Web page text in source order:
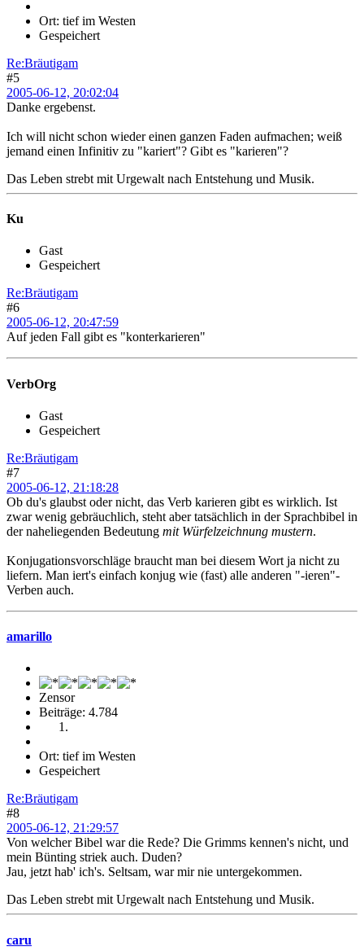
Ort: tief im Westen
Gespeichert
Re:Bräutigam
#5
2005-06-12, 20:02:04
Danke ergebenst.
Ich will nicht schon wieder einen ganzen Faden aufmachen; weiß
jemand einen Infinitiv zu "kariert"? Gibt es "karieren"?
Das Leben strebt mit Urgewalt nach Entstehung und Musik.
Ku
Gast
Gespeichert
Re:Bräutigam
#6
2005-06-12, 20:47:59
Auf jeden Fall gibt es "konterkarieren"
VerbOrg
Gast
Gespeichert
Re:Bräutigam
#7
2005-06-12, 21:18:28
Ob du's glaubst oder nicht, das Verb karieren gibt es wirklich. Ist
zwar wenig gebräuchlich, steht aber tatsächlich in der Sprachbibel in
der naheliegenden Bedeutung mit Würfelzeichnung mustern.
Konjugationsvorschläge braucht man bei diesem Wort ja nicht zu
liefern. Man iert's einfach konjug wie (fast) alle anderen "-ieren"-
Verben auch.
amarillo
Zensor
Beiträge: 4.784
Ort: tief im Westen
Gespeichert
Re:Bräutigam
#8
2005-06-12, 21:29:57
Von welcher Bibel war die Rede? Die Grimms kennen's nicht, und
mein Bünting striek auch. Duden?
Jau, jetzt hab' ich's. Seltsam, war mir nie untergekommen.
Das Leben strebt mit Urgewalt nach Entstehung und Musik.
caru